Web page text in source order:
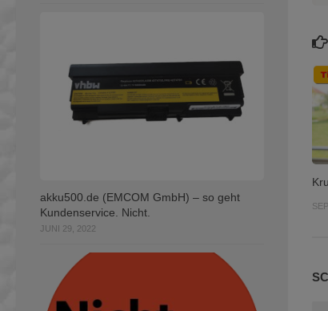
akku500.de (EMCOM GmbH) – so geht
Kundenservice. Nicht.
JUNI 29, 2022